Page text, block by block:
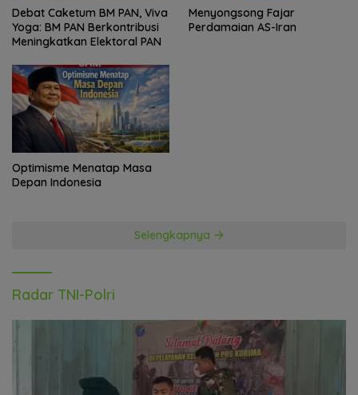
Debat Caketum BM PAN, Viva
Yoga: BM PAN Berkontribusi
Meningkatkan Elektoral PAN
Menyongsong Fajar
Perdamaian AS-Iran
Optimisme Menatap Masa
Depan Indonesia
Selengkapnya
Radar TNI-Polri